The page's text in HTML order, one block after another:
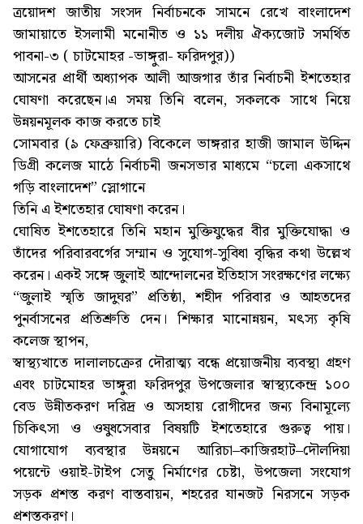
ত্রয়োদশ জাতীয় সংসদ নির্বাচনকে সামনে রেখে বাংলাদেশ
জামায়াতে ইসলামী মনোনীত ও ১১ দলীয় ঐক্যজোট সমর্থিত
পাবনা-৩ ( চাটমোহর -ভাঙ্গুরা- ফরিদপুর))
আসনের প্রার্থী অধ্যাপক আলী আজগার তাঁর নির্বাচনী ইশতেহার
ঘোষণা করেছেন।এ সময় তিনি বলেন, সকলকে সাথে নিয়ে
উন্নয়নমূলক কাজ করতে চাই
সোমবার (৯ ফেব্রুয়ারি) বিকেলে ভাঙ্গরার হাজী জামাল উদ্দিন
ডিগ্রী কলেজ মাঠে নির্বাচনী জনসভার মাধ্যমে “চলো একসাথে
গড়ি বাংলাদেশ” স্লোগানে
তিনি এ ইশতেহার ঘোষণা করেন।
ঘোষিত ইশতেহারে তিনি মহান মুক্তিযুদ্ধের বীর মুক্তিযোদ্ধা ও
তাঁদের পরিবারবর্গের সম্মান ও সুযোগ-সুবিধা বৃদ্ধির কথা উল্লেখ
করেন। একই সঙ্গে জুলাই আন্দোলনের ইতিহাস সংরক্ষণের লক্ষ্যে
“জুলাই স্মৃতি জাদুঘর” প্রতিষ্ঠা, শহীদ পরিবার ও আহতদের
পুনর্বাসনের প্রতিশ্রুতি দেন। শিক্ষার মানোন্নয়ন, মৎস্য কৃষি
কলেজ স্থাপন,
স্বাস্থ্যখাতে দালালচক্রের দৌরাত্ম্য বন্ধে প্রয়োজনীয় ব্যবস্থা গ্রহণ
এবং চাটমোহর ভাঙ্গুরা ফরিদপুর উপজেলার স্বাস্থ্যকেন্দ্র ১০০
বেড উন্নীতকরণ দরিদ্র ও অসহায় রোগীদের জন্য বিনামূল্যে
চিকিৎসা ও ওষুধসেবার বিষয়টি ইশতেহারে গুরুত্ব পায়।
যোগাযোগ ব্যবস্থার উন্নয়নে আরিচা–কাজিরহাট–দৌলদিয়া
পয়েন্টে ওয়াই-টাইপ সেতু নির্মাণের চেষ্টা, উপজেলা সংযোগ
সড়ক প্রশস্ত করণ বাস্তবায়ন, শহরের যানজট নিরসনে সড়ক
প্রশস্তকরণ।